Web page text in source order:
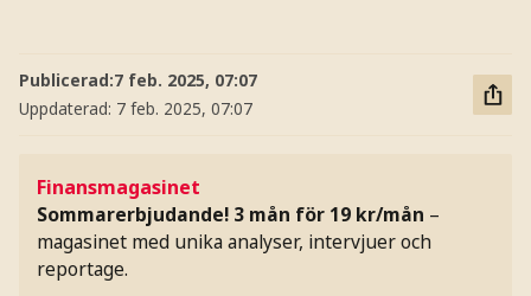
Publicerad:7 feb. 2025, 07:07
Uppdaterad: 7 feb. 2025, 07:07
Finansmagasinet
Sommarerbjudande! 3 mån för 19 kr/mån –
magasinet med unika analyser, intervjuer och
reportage.